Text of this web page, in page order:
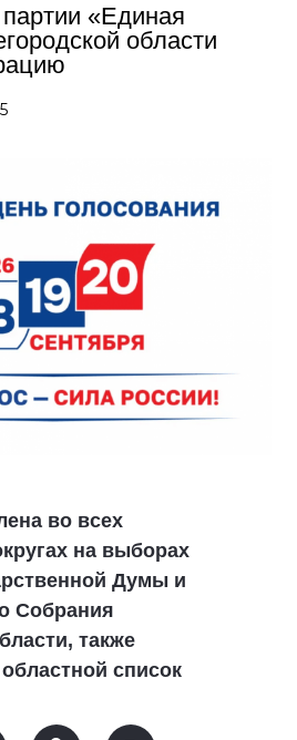
«Единая
области
во всех
на выборах
Думы и
Собрания
также
список